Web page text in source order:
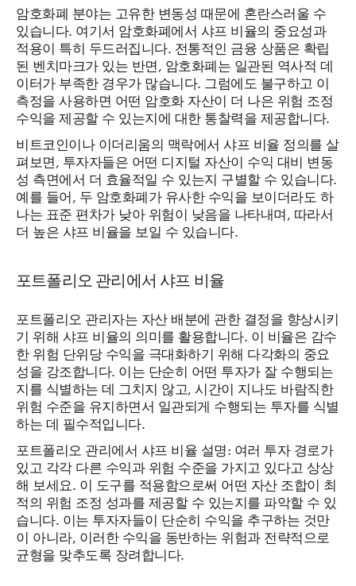
암호화폐 분야는 고유한 변동성 때문에 혼란스러울 수
있습니다. 여기서 암호화폐에서 샤프 비율의 중요성과
적용이 특히 두드러집니다. 전통적인 금융 상품은 확립
된 벤치마크가 있는 반면, 암호화폐는 일관된 역사적 데
이터가 부족한 경우가 많습니다. 그럼에도 불구하고 이
측정을 사용하면 어떤 암호화 자산이 더 나은 위험 조정
수익을 제공할 수 있는지에 대한 통찰력을 제공합니다.
비트코인이나 이더리움의 맥락에서 샤프 비율 정의를 살
펴보면, 투자자들은 어떤 디지털 자산이 수익 대비 변동
성 측면에서 더 효율적일 수 있는지 구별할 수 있습니다.
예를 들어, 두 암호화폐가 유사한 수익을 보이더라도 하
나는 표준 편차가 낮아 위험이 낮음을 나타내며, 따라서
더 높은 샤프 비율을 보일 수 있습니다.
포트폴리오 관리에서 샤프 비율
포트폴리오 관리자는 자산 배분에 관한 결정을 향상시키
기 위해 샤프 비율의 의미를 활용합니다. 이 비율은 감수
한 위험 단위당 수익을 극대화하기 위해 다각화의 중요
성을 강조합니다. 이는 단순히 어떤 투자가 잘 수행되는
지를 식별하는 데 그치지 않고, 시간이 지나도 바람직한
위험 수준을 유지하면서 일관되게 수행되는 투자를 식별
하는 데 필수적입니다.
포트폴리오 관리에서 샤프 비율 설명: 여러 투자 경로가
있고 각각 다른 수익과 위험 수준을 가지고 있다고 상상
해 보세요. 이 도구를 적용함으로써 어떤 자산 조합이 최
적의 위험 조정 성과를 제공할 수 있는지를 파악할 수 있
습니다. 이는 투자자들이 단순히 수익을 추구하는 것만
이 아니라, 이러한 수익을 동반하는 위험과 전략적으로
균형을 맞추도록 장려합니다.